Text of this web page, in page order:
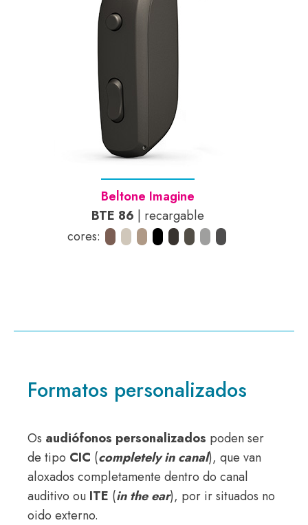
Beltone Imagine
BTE 86 | recargable
cores:
Formatos personalizados
Os audiófonos personalizados poden ser
de tipo CIC (completely in canal), que van
aloxados completamente dentro do canal
auditivo ou ITE (in the ear), por ir situados no
oido externo.